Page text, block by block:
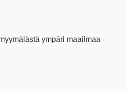
ympäri maailmaa